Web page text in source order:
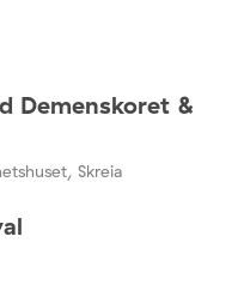
Demenskoret &
Skreia